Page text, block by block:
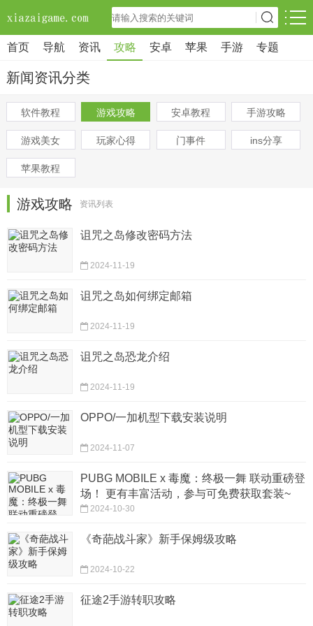
首页 导航 资讯 攻略 安卓 苹果 手游 专题
新闻资讯分类
软件教程 游戏攻略 安卓教程 手游攻略
游戏美女 玩家心得 门事件 ins分享
苹果教程
游戏攻略 资讯列表
诅咒之岛修改密码方法
2024-11-19
诅咒之岛如何绑定邮箱
2024-11-19
诅咒之岛恐龙介绍
2024-11-19
OPPO/一加机型下载安装说明
2024-11-07
PUBG MOBILE x 毒魔：终极一舞 联动重磅登
场！ 更有丰富活动，参与可免费获取套装~
2024-10-30
《奇葩战斗家》新手保姆级攻略
2024-10-22
征途2手游转职攻略